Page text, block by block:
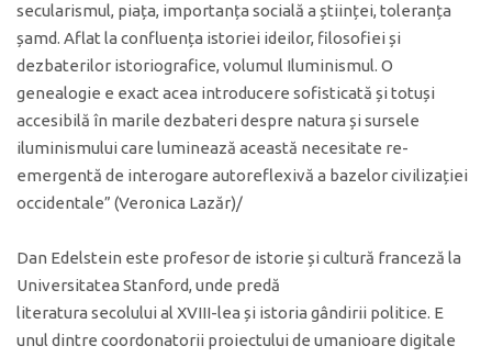
secularismul, piața, importanța socială a științei, toleranța
șamd. Aflat la confluența istoriei ideilor, filosofiei și
dezbaterilor istoriografice, volumul Iluminismul. O
genealogie e exact acea introducere sofisticată și totuși
accesibilă în marile dezbateri despre natura și sursele
iluminismului care luminează această necesitate re-
emergentă de interogare autoreflexivă a bazelor civilizației
occidentale” (Veronica Lazăr)/
Dan Edelstein este profesor de istorie și cultură franceză la
Universitatea Stanford, unde predă
literatura secolului al XVIII-lea și istoria gândirii politice. E
unul dintre coordonatorii proiectului de umanioare digitale